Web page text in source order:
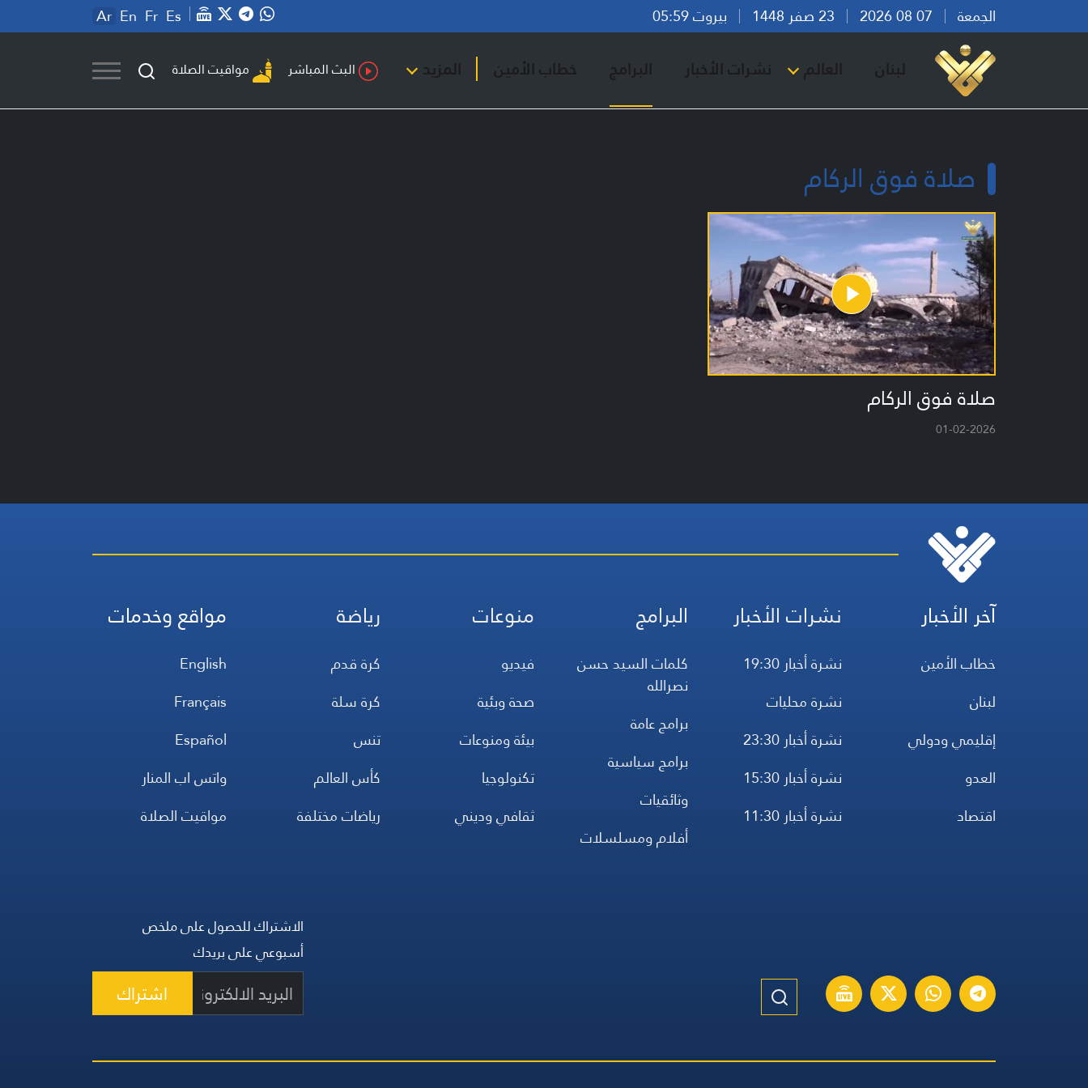
الجمعة بيروت 05:59 Ar En Fr Es
لبنان العالم نشرات الأخبار البرامج خطاب الأمين المزيد البث المباشر مواقيت الصلاة
صلاة فوق الركام
صلاة فوق الركام
01-02-2026
آخر الأخبار
خطاب الأمين
لبنان
إقليمي ودولي
العدو
اقتصاد
نشرات الأخبار
نشرة أخبار 19:30
نشرة محليات
نشرة أخبار 23:30
نشرة أخبار 15:30
نشرة أخبار 11:30
البرامج
كلمات السيد حسن
نصرالله
برامج عامة
برامج سياسية
وثائقيات
أفلام ومسلسلات
منوعات
فيديو
صحة وبئية
بيئة ومنوعات
تكنولوجيا
ثقافي وديني
رياضة
كرة قدم
كرة سلة
تنس
كأس العالم
رياضات مختلفة
مواقع وخدمات
English
Français
Español
واتس اب المنار
مواقيت الصلاة
الاشتراك للحصول على ملخص
أسبوعي على بريدك
اشتراك